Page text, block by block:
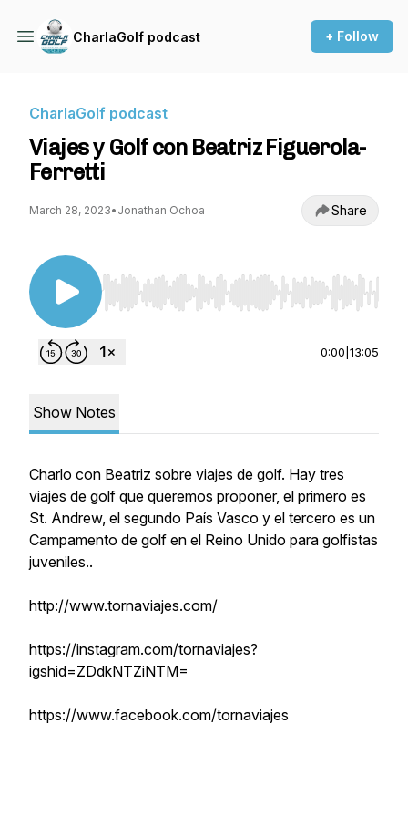
CharlaGolf podcast + Follow
CharlaGolf podcast
Viajes y Golf con Beatriz Figuerola-
Ferretti
March 28, 2023• Jonathan Ochoa Share
Use Left/Right to seek, Home/End to jump to
0:00 13:05
Show Notes
Charlo con Beatriz sobre viajes de golf. Hay tres
viajes de golf que queremos proponer, el primero es
St. Andrew, el segundo País Vasco y el tercero es un
Campamento de golf en el Reino Unido para golfistas
juveniles..
http://www.tornaviajes.com/
https://instagram.com/tornaviajes?
igshid=ZDdkNTZiNTM=
https://www.facebook.com/tornaviajes